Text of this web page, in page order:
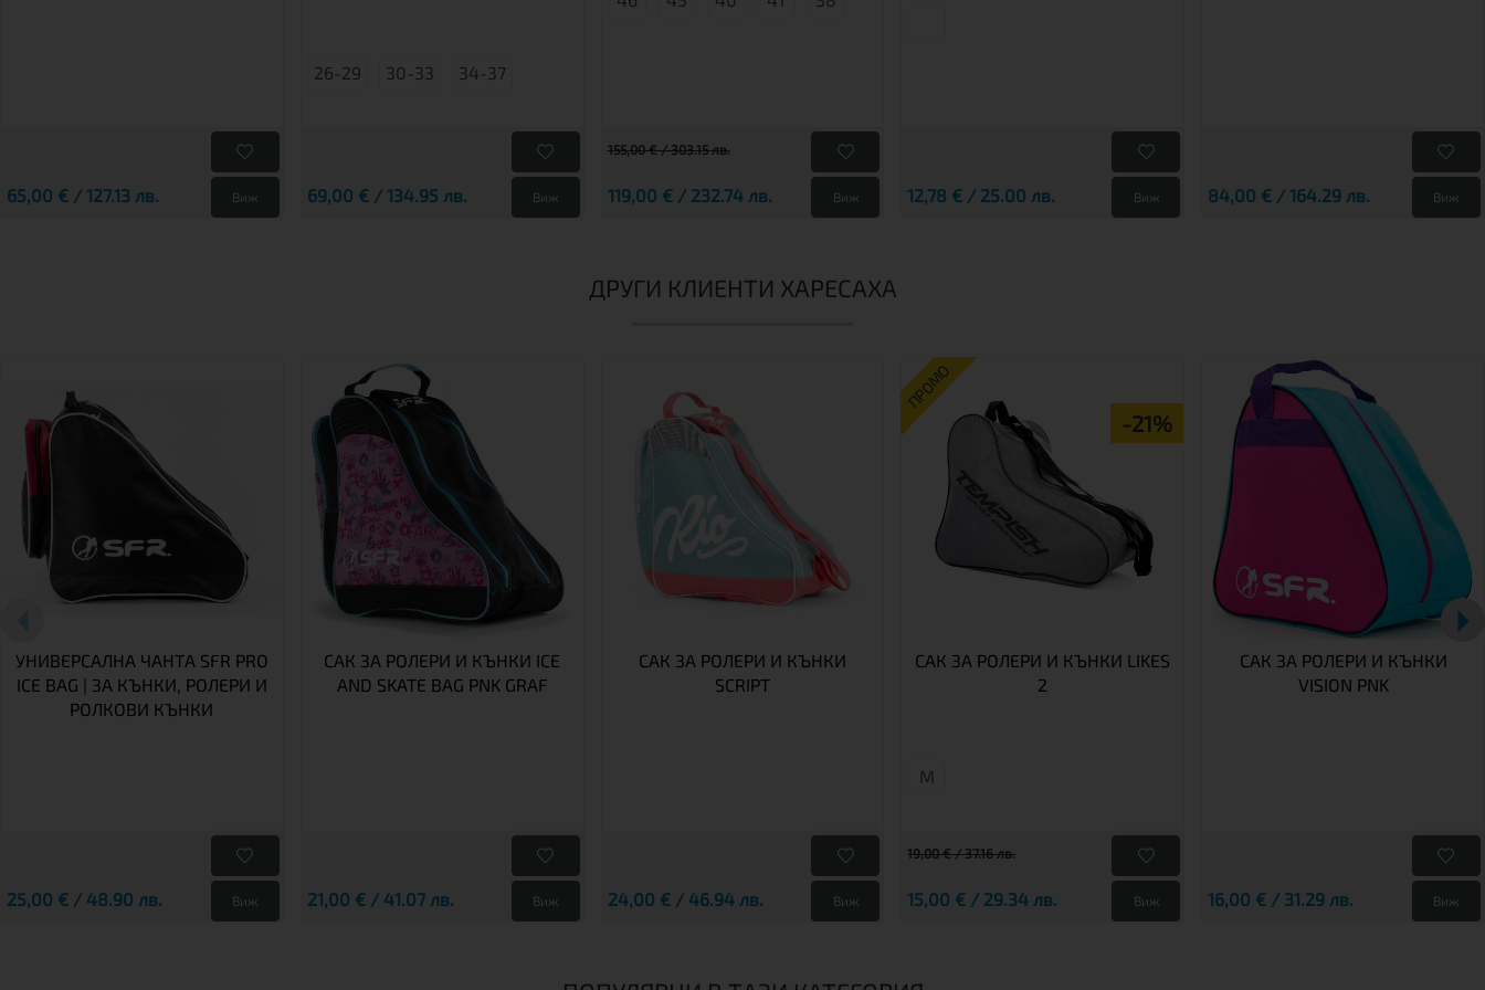
65,00 € / 127.13 лв. Виж
26-29 30-33 34-37
69,00 € / 134.95 лв. Виж
155,00 € / 303.15 лв.
119,00 € / 232.74 лв. Виж 12,78 € / 25.00 лв. Виж 84,00 € / 164.29 лв. Виж
ДРУГИ КЛИЕНТИ ХАРЕСАХА
УНИВЕРСАЛНА ЧАНТА SFR PRO
ICE BAG | ЗА КЪНКИ, РОЛЕРИ И
РОЛКОВИ КЪНКИ
25,00 € / 48.90 лв. Виж
САК ЗА РОЛЕРИ И КЪНКИ ICE
AND SKATE BAG PNK GRAF
21,00 € / 41.07 лв. Виж
САК ЗА РОЛЕРИ И КЪНКИ
SCRIPT
24,00 € / 46.94 лв. Виж
ПРОМО
-21%
САК ЗА РОЛЕРИ И КЪНКИ LIKES
2
М
19,00 € / 37.16 лв.
15,00 € / 29.34 лв. Виж
САК ЗА РОЛЕРИ И КЪНКИ
VISION PNK
16,00 € / 31.29 лв. Виж